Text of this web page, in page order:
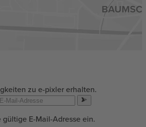
zu e-pixler erhalten.
E-Mail-Adresse ein.